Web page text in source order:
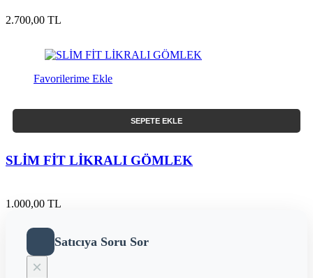
2.700,00 TL
Favorilerime Ekle
SEPETE EKLE
SLİM FİT LİKRALI GÖMLEK
1.000,00 TL
Satıcıya Soru Sor
×